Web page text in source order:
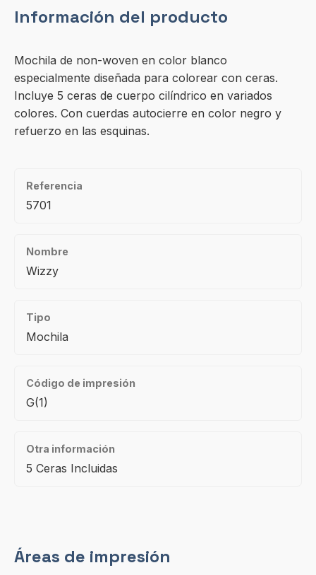
Información del producto
Mochila de non-woven en color blanco
especialmente diseñada para colorear con ceras.
Incluye 5 ceras de cuerpo cilíndrico en variados
colores. Con cuerdas autocierre en color negro y
refuerzo en las esquinas.
Referencia
5701
Nombre
Wizzy
Tipo
Mochila
Código de impresión
G(1)
Otra información
5 Ceras Incluidas
Áreas de impresión